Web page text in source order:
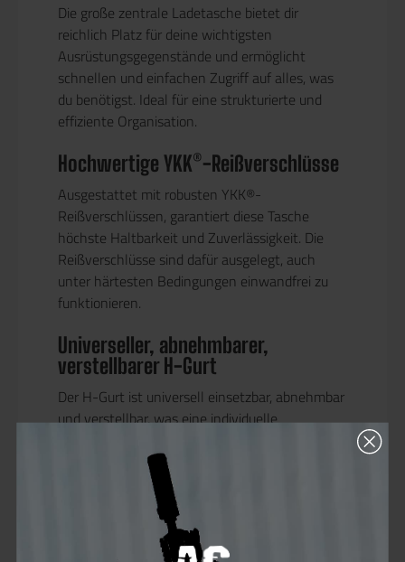
Die große zentrale Ladetasche bietet dir
reichlich Platz für deine wichtigsten
Ausrüstungsgegenstände und ermöglicht
schnellen und einfachen Zugriff auf alles, was
du benötigst. Ideal für eine strukturierte und
effiziente Organisation.
Hochwertige YKK®-Reißverschlüsse
Ausgestattet mit robusten YKK®-
Reißverschlüssen, garantiert diese Tasche
höchste Haltbarkeit und Zuverlässigkeit. Die
Reißverschlüsse sind dafür ausgelegt, auch
unter härtesten Bedingungen einwandfrei zu
funktionieren.
Universeller, abnehmbarer,
verstellbarer H-Gurt
Der H-Gurt ist universell einsetzbar, abnehmbar
und verstellbar, was eine individuelle
optimalen Tragekomfort zu ermöglichen. Dieser
Gurt sorgt für eine gleichmäßige
Gewichtsverteilung und Unterstützung
während des Einsatzes.